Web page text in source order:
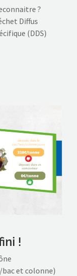
?
Diffus
(DDS)
!
et colonne)